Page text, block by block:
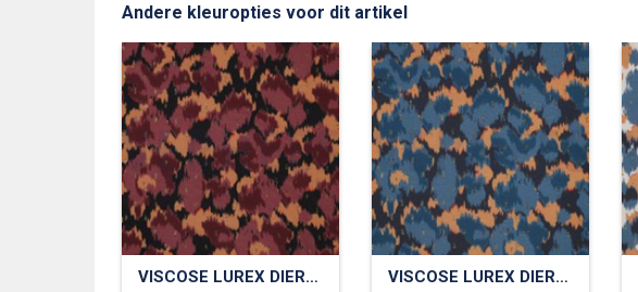
Andere kleuropties voor dit artikel
VISCOSE LUREX DIERENHUID VISCOSE LUREX DIERENHUID